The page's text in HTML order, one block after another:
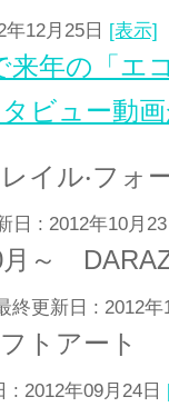
12月25日 [表示]
来年の「エ
ビュー動
イル‧フォ
日 : 2012年10月
月～
終更新日 : 2012
トアート
: 2012年09月24日